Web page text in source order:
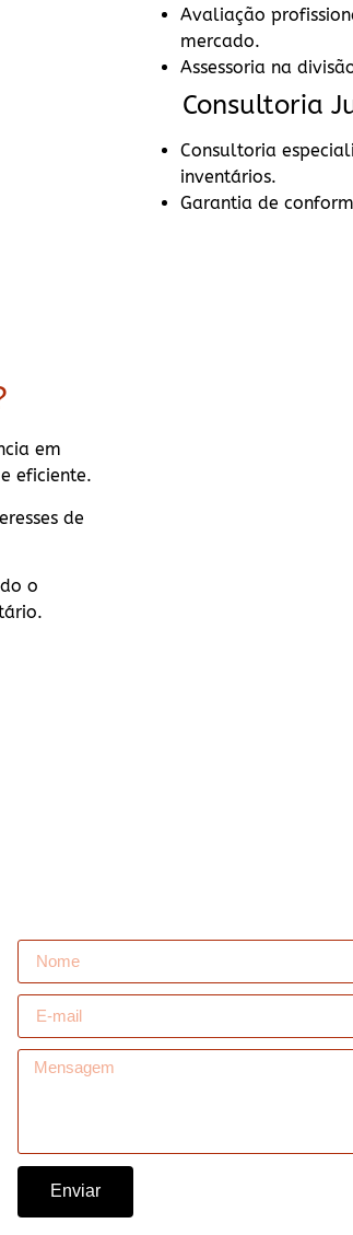
Avaliação
mercado.
Assessoria na
Consultoria
Consultoria
inventários.
Garantia de
em
eficiente.
de
o
Enviar